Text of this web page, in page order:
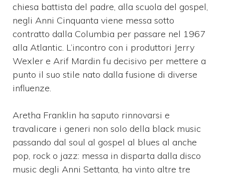
chiesa battista del padre, alla scuola del gospel,
negli Anni Cinquanta viene messa sotto
contratto dalla Columbia per passare nel 1967
alla Atlantic. L’incontro con i produttori Jerry
Wexler e Arif Mardin fu decisivo per mettere a
punto il suo stile nato dalla fusione di diverse
influenze.
Aretha Franklin ha saputo rinnovarsi e
travalicare i generi non solo della black music
passando dal soul al gospel al blues al anche
pop, rock o jazz: messa in disparta dalla disco
music degli Anni Settanta, ha vinto altre tre